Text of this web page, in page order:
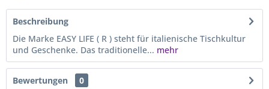
Beschreibung
Die Marke EASY LIFE ( R ) steht für italienische Tischkultur
und Geschenke. Das traditionelle... mehr
Bewertungen
0